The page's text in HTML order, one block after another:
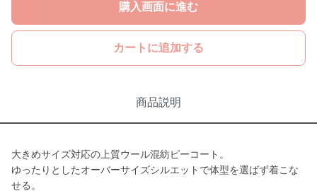
購入画面に進む
カートに追加する
商品説明
大きめサイズ対応の上質ウール混紡ピーコート。
ゆったりとしたオーバーサイズシルエットで体型を選ばず着こな
せる。